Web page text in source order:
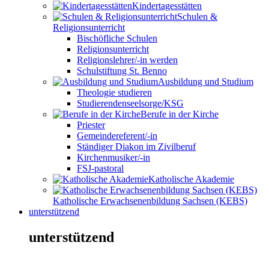
Kindertagesstätten
Schulen &
Religionsunterricht
Bischöfliche Schulen
Religionsunterricht
Religionslehrer/-in werden
Schulstiftung St. Benno
Ausbildung und Studium
Theologie studieren
Studierendenseelsorge/KSG
Berufe in der Kirche
Priester
Gemeindereferent/-in
Ständiger Diakon im Zivilberuf
Kirchenmusiker/-in
FSJ-pastoral
Katholische Akademie
Katholische Erwachsenenbildung Sachsen (KEBS)
unterstützend
unterstützend